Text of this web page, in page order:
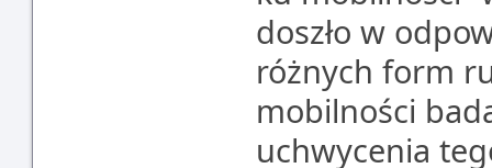
doszło w
różnych form
mobilności
uchwycenia